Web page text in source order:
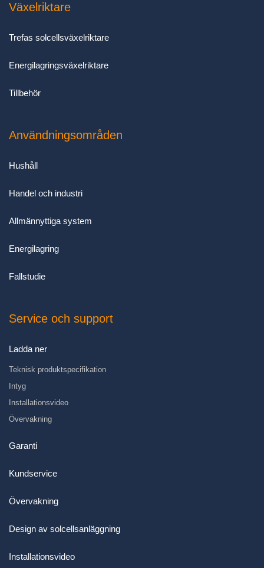
Växelriktare
Trefas solcellsväxelriktare
Energilagringsväxelriktare
Tillbehör
Användningsområden
Hushåll
Handel och industri
Allmännyttiga system
Energilagring
Fallstudie
Service och support
Ladda ner
Teknisk produktspecifikation
Intyg
Installationsvideo
Övervakning
Garanti
Kundservice
Övervakning
Design av solcellsanläggning
Installationsvideo